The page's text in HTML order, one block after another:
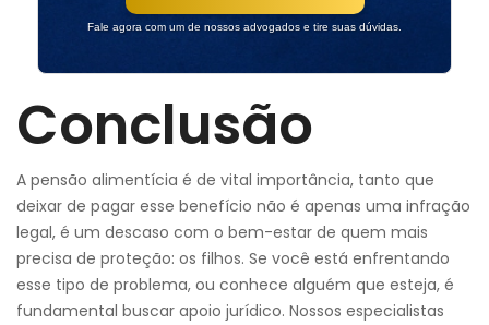
Fale agora com um de nossos advogados e tire suas dúvidas.
Conclusão
A pensão alimentícia é de vital importância, tanto que
deixar de pagar esse benefício não é apenas uma infração
legal, é um descaso com o bem-estar de quem mais
precisa de proteção: os filhos. Se você está enfrentando
esse tipo de problema, ou conhece alguém que esteja, é
fundamental buscar apoio jurídico. Nossos especialistas